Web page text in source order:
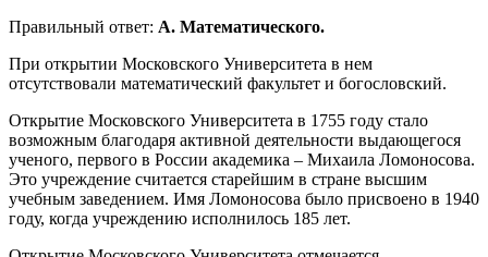
Правильный ответ: A. Математического.
При открытии Московского Университета в нем
отсутствовали математический факультет и богословский.
Открытие Московского Университета в 1755 году стало
возможным благодаря активной деятельности выдающегося
ученого, первого в России академика – Михаила Ломоносова.
Это учреждение считается старейшим в стране высшим
учебным заведением. Имя Ломоносова было присвоено в 1940
году, когда учреждению исполнилось 185 лет.